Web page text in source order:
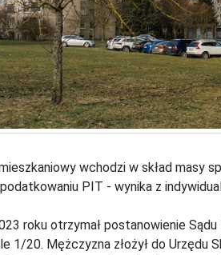
wchodzi w skład masy
PIT - wynika z
roku otrzymał postanowienie
1/20. Mężczyzna złożył do Urzędu